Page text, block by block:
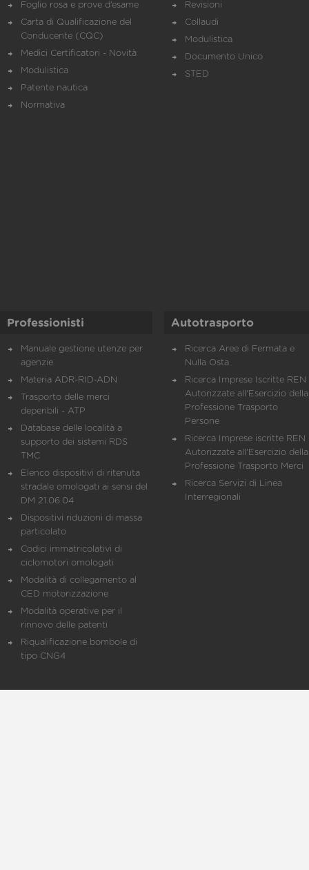
Foglio rosa e prove d’esame
Carta di Qualificazione del
Conducente (CQC)
Medici Certificatori - Novità
Modulistica
Patente nautica
Normativa
Revisioni
Collaudi
Modulistica
Documento Unico
STED
Professionisti
Manuale gestione utenze per
agenzie
Materia ADR-RID-ADN
Trasporto delle merci
deperibili - ATP
Database delle località a
supporto dei sistemi RDS
TMC
Elenco dispositivi di ritenuta
stradale omologati ai sensi del
DM 21.06.04
Dispositivi riduzioni di massa
particolato
Codici immatricolativi di
ciclomotori omologati
Modalità di collegamento al
CED motorizzazione
Modalità operative per il
rinnovo delle patenti
Riqualificazione bombole di
tipo CNG4
Autotrasporto
Ricerca Aree di Fermata e
Nulla Osta
Ricerca Imprese Iscritte REN
Autorizzate all'Esercizio della
Professione Trasporto
Persone
Ricerca Imprese iscritte REN
Autorizzate all'Esercizio della
Professione Trasporto Merci
Ricerca Servizi di Linea
Interregionali